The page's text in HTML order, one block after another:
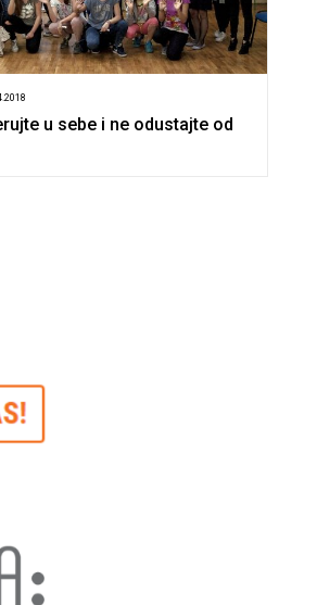
u sebe i ne odustajte od